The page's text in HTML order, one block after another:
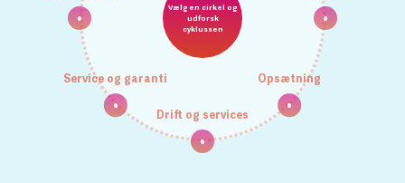
Opsætning
Drift og services
Service og garanti
Vælg en cirkel og
udforsk
cyklussen